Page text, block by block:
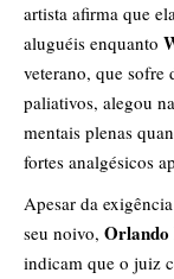
artista afirma que
aluguéis enquanto
veterano, que sofre
paliativos, alegou
mentais plenas
fortes analgésicos
​Apesar da
seu noivo, Orlando
indicam que o juiz